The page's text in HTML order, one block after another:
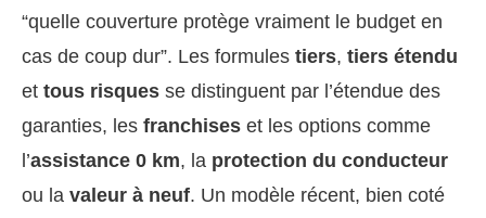
“quelle couverture protège vraiment le budget en
cas de coup dur”. Les formules tiers, tiers étendu
et tous risques se distinguent par l’étendue des
garanties, les franchises et les options comme
l’assistance 0 km, la protection du conducteur
ou la valeur à neuf. Un modèle récent, bien coté